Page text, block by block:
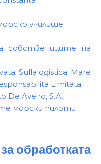
училище
собствениците на
Sullalogistica Mare
Limitata
De Aveiro, S.A.
морски пилоти
обработката